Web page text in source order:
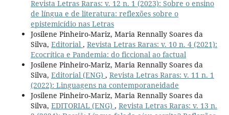
Revista Letras Raras: v. 12 n. 1 (2023): Sobre o ensino
de língua e de literatura: reflexões sobre o
epistemicídio nas Letras
Josilene Pinheiro-Mariz, Maria Rennally Soares da
Silva, Editorial , Revista Letras Raras: v. 10 n. 4 (2021):
Ecocrítica e Pandemia: do ficcional ao factual
Josilene Pinheiro-Mariz, Maria Rennally Soares da
Silva, Editorial (ENG) , Revista Letras Raras: v. 11 n. 1
(2022): Linguagens na contemporaneidade
Josilene Pinheiro-Mariz, Maria Rennally Soares da
Silva, EDITORIAL (ENG) , Revista Letras Raras: v. 13 n.